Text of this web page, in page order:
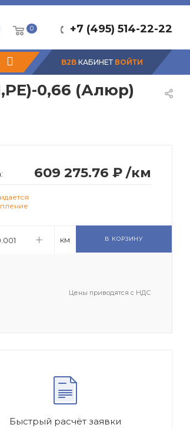
+7 (495) 514-22-22
0
B2B КАБИНЕТ ВОЙТИ
0,66 (Алюр)
609 275.76 ₽ /км
км В КОРЗИНУ
Цены приводятся с НДС
Быстрый расчёт заявки